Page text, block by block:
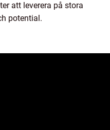
att leverera på stora
potential.